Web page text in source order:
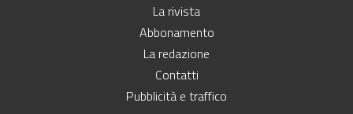
La rivista
Abbonamento
La redazione
Contatti
Pubblicità e traffico